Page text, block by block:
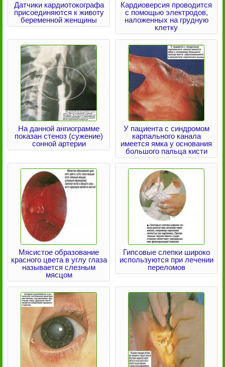
Датчики кардиотокографа
присоединяются к животу
беременной женщины
Кардиоверсия проводится
с помощью электродов,
наложенных на грудную
клетку
На данной ангиограмме
показан стеноз (сужение)
сонной артерии
У пациента с синдромом
карпального канала
имеется ямка у основания
большого пальца кисти
Мясистое образование
красного цвета в углу глаза
называется слезным
мясцом
Гипсовые слепки широко
используются при лечении
переломов